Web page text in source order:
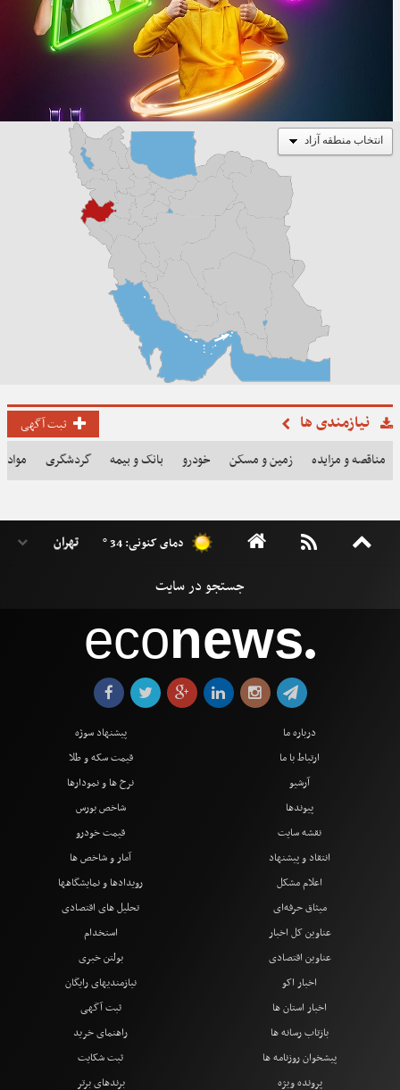
نیازمندی ها ثبت آگهی
مناقصه و مزایده زمین و مسکن خودرو بانک و بیمه گردشگری مواد
دمای کنونی: 34 °
econews●
درباره ما
ارتباط با ما
آرشیو
پیوندها
نقشه سایت
انتقاد و پیشنهاد
اعلام مشکل
میثاق حرفه‌ای
پیشنهاد سوژه
قیمت سکه و طلا
نرخ ها و نمودارها
شاخص بورس
قیمت خودرو
آمار و شاخص ها
رویدادها و نمایشگاهها
تحلیل های اقتصادی
عناوین کل اخبار
عناوین اقتصادی
اخبار اکو
اخبار استان ها
بازتاب رسانه ها
پیشخوان روزنامه ها
پرونده ویژه
استخدام
بولتن خبری
نیازمندیهای رایگان
ثبت آگهی
راهنمای خرید
ثبت شکایت
برندهای برتر